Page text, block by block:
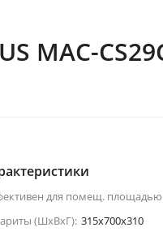
MAC-
для помещ. площадью
(ШхВхГ): 315x700x310